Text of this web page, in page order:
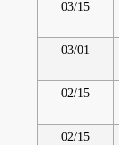
03/15
03/01
02/15
02/15